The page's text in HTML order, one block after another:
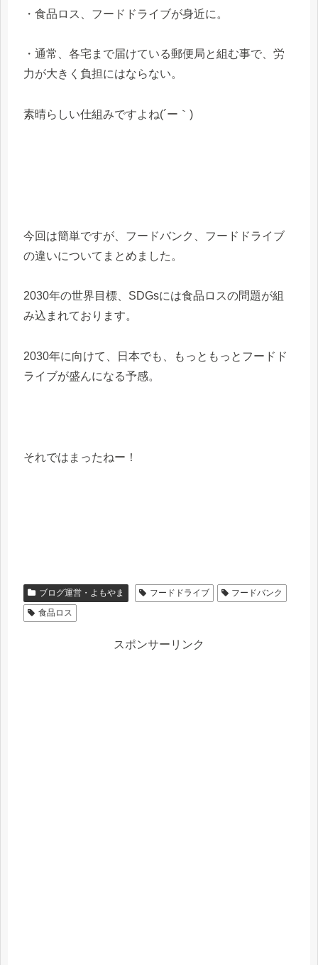
・食品ロス、フードドライブが身近に。
・通常、各宅まで届けている郵便局と組む事で、労
力が大きく負担にはならない。
素晴らしい仕組みですよね(´ー｀)
今回は簡単ですが、フードバンク、フードドライブ
の違いについてまとめました。
2030年の世界目標、SDGsには食品ロスの問題が組
み込まれております。
2030年に向けて、日本でも、もっともっとフードド
ライブが盛んになる予感。
それではまったねー！
ブログ運営・よもやま フードドライブ
フードバンク
食品ロス
スポンサーリンク